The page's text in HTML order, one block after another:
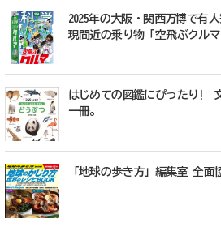
2025年の大阪・関西万博で有
現間近の乗り物「空飛ぶクル
はじめての図鑑にぴったり!
一冊。
「地球の歩き方」編集室 全